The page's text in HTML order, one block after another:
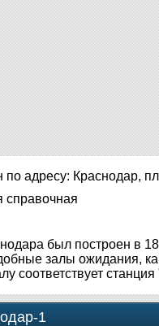
по адресу: Краснодар,
справочная
был построен в
залы ожидания,
соответствует
1